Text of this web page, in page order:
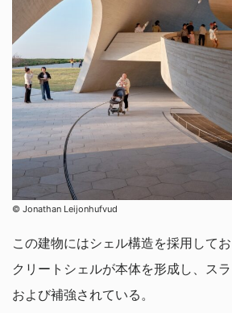
© Jonathan Leijonhufvud
この建物にはシェル構造を採用して
クリートシェルが本体を形成し、ス
および補強されている。